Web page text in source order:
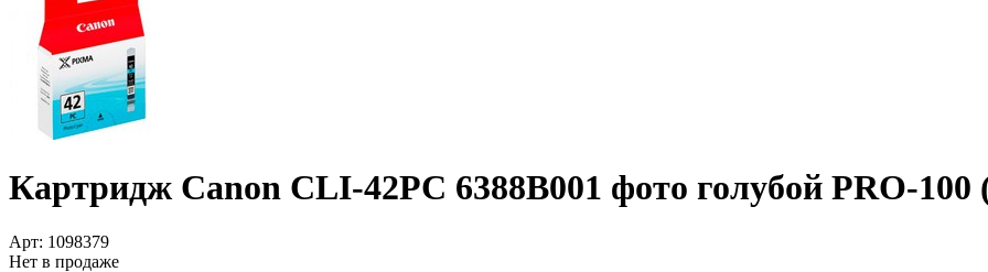
Картридж Canon CLI-42PC 6388B001 фото голубой PRO-100
Арт: 1098379
Нет в продаже